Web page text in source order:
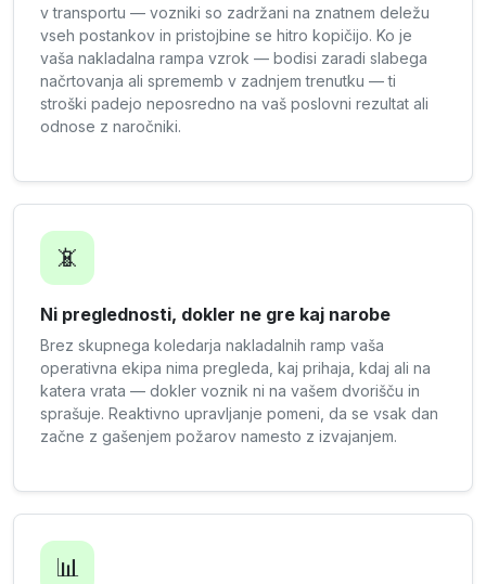
v transportu — vozniki so zadržani na znatnem deležu
vseh postankov in pristojbine se hitro kopičijo. Ko je
vaša nakladalna rampa vzrok — bodisi zaradi slabega
načrtovanja ali sprememb v zadnjem trenutku — ti
stroški padejo neposredno na vaš poslovni rezultat ali
odnose z naročniki.
📵
Ni preglednosti, dokler ne gre kaj narobe
Brez skupnega koledarja nakladalnih ramp vaša
operativna ekipa nima pregleda, kaj prihaja, kdaj ali na
katera vrata — dokler voznik ni na vašem dvorišču in
sprašuje. Reaktivno upravljanje pomeni, da se vsak dan
začne z gašenjem požarov namesto z izvajanjem.
📊